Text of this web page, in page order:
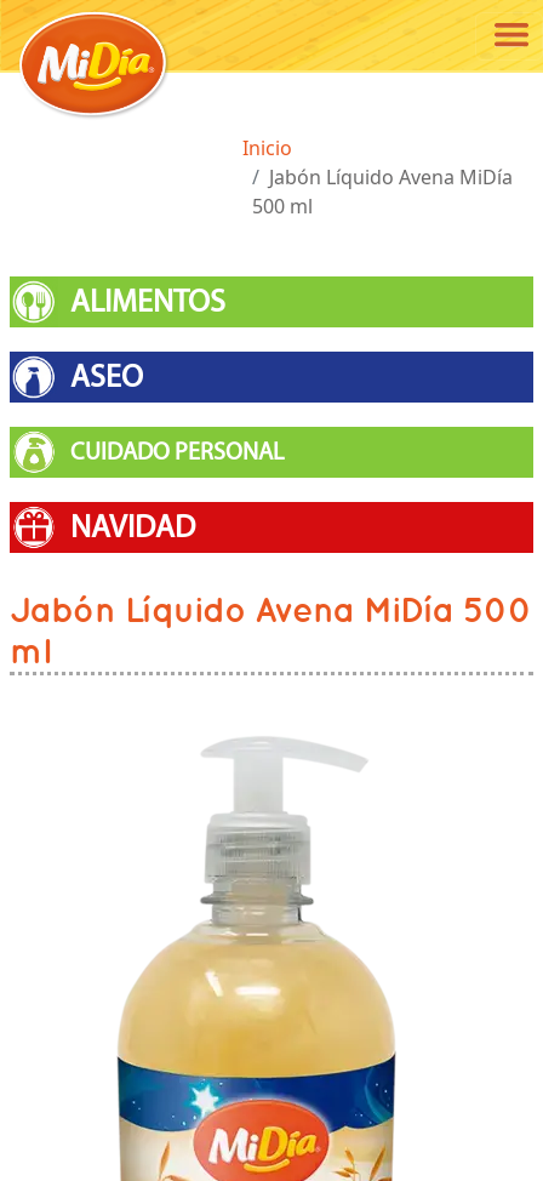
Pasar al contenido principal
Ruta de navegación
Inicio
Jabón Líquido Avena MiDía
500 ml
ALIMENTOS
ASEO
CUIDADO PERSONAL
NAVIDAD
Jabón Líquido Avena MiDía 500
ml